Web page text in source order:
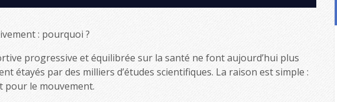
: pourquoi ?
progressive et équilibrée sur la santé ne font aujourd’hui plus
étayés par des milliers d’études scientifiques. La raison est simple :
le mouvement.